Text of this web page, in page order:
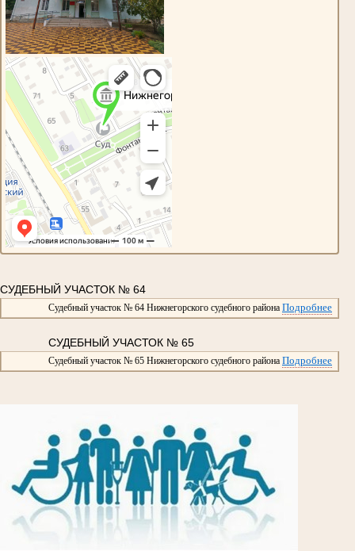
СУДЕБНЫЙ УЧАСТОК № 64
Судебный участок № 64 Нижнегорского судебного района Подробнее
СУДЕБНЫЙ УЧАСТОК № 65
Судебный участок № 65 Нижнегорского судебного района Подробнее